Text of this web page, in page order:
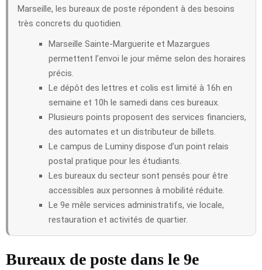
Marseille, les bureaux de poste répondent à des besoins
très concrets du quotidien.
Marseille Sainte-Marguerite et Mazargues
permettent l’envoi le jour même selon des horaires
précis.
Le dépôt des lettres et colis est limité à 16h en
semaine et 10h le samedi dans ces bureaux.
Plusieurs points proposent des services financiers,
des automates et un distributeur de billets.
Le campus de Luminy dispose d’un point relais
postal pratique pour les étudiants.
Les bureaux du secteur sont pensés pour être
accessibles aux personnes à mobilité réduite.
Le 9e mêle services administratifs, vie locale,
restauration et activités de quartier.
Bureaux de poste dans le 9e